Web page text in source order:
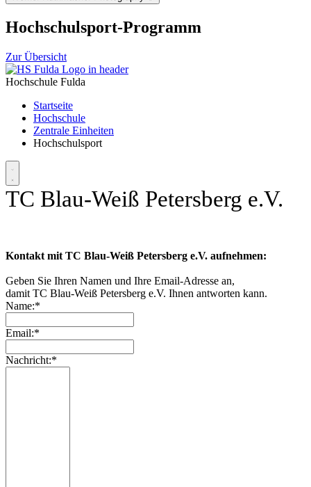
Hochschulsport-Programm
Zur Übersicht
Hochschule Fulda
Startseite
Hochschule
Zentrale Einheiten
Hochschulsport
TC Blau-Weiß Petersberg e.V.
Kontakt mit TC Blau-Weiß Petersberg e.V. aufnehmen:
Geben Sie Ihren Namen und Ihre Email-Adresse an,
damit TC Blau-Weiß Petersberg e.V. Ihnen antworten kann.
Name:*
Email:*
Nachricht:*